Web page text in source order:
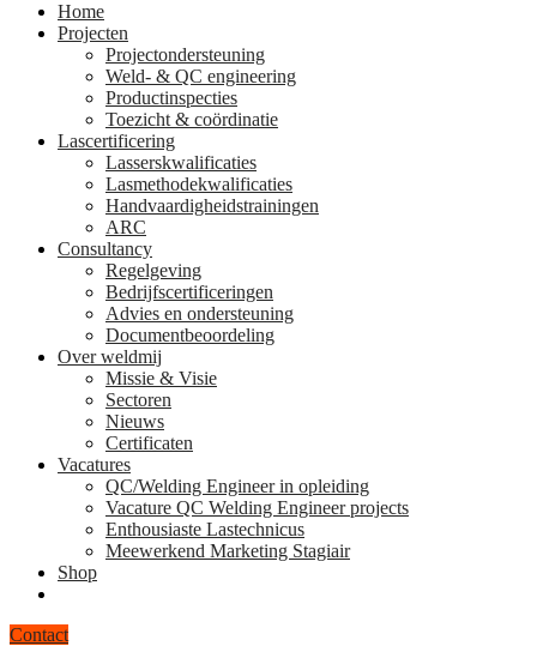
Home
Projecten
Projectondersteuning
Weld- & QC engineering
Productinspecties
Toezicht & coördinatie
Lascertificering
Lasserskwalificaties
Lasmethodekwalificaties
Handvaardigheidstrainingen
ARC
Consultancy
Regelgeving
Bedrijfscertificeringen
Advies en ondersteuning
Documentbeoordeling
Over weldmij
Missie & Visie
Sectoren
Nieuws
Certificaten
Vacatures
QC/Welding Engineer in opleiding
Vacature QC Welding Engineer projects
Enthousiaste Lastechnicus
Meewerkend Marketing Stagiair
Shop
Contact